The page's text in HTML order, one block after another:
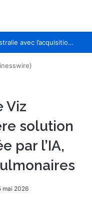
Sia accélère son expansion en Australie avec l’acquisition de Seven Consulting
Viz
solution
par l’IA,
mai 2026